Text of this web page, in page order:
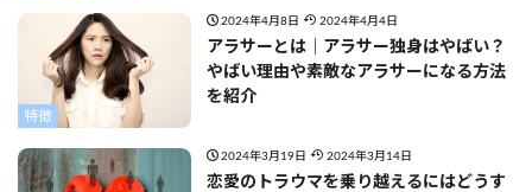
特徴
2024年4月8日 2024年4月4日
アラサーとは｜アラサー独身はやばい？
やばい理由や素敵なアラサーになる方法
を紹介
2024年3月19日 2024年3月14日
恋愛のトラウマを乗り越えるにはどうす